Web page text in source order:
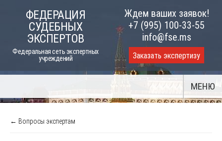
ФЕДЕРАЦИЯ
СУДЕБНЫХ
ЭКСПЕРТОВ
Федеральная сеть экспертных
учреждений
Ждем ваших заявок!
+7 (995) 100-33-55
info@fse.ms
Заказать экспертизу
МЕНЮ
← Вопросы экспертам